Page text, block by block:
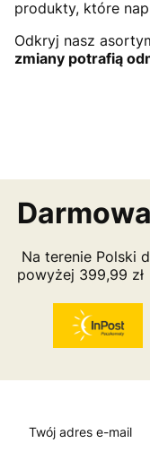
produkty, które
Odkryj nasz
zmiany potrafią
Na terenie Polski
powyżej 399,99 zł
Twój adres e-mail